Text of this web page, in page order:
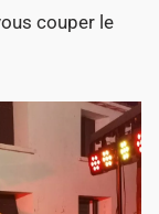
couper le